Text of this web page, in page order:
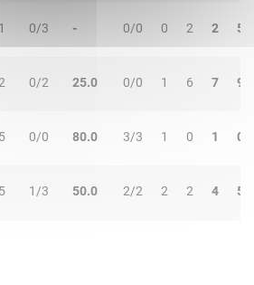
0/3 - 0/0 0 2 2 5
0/2 25.0 0/0 1 6 7 9
0/0 80.0 3/3 1 0 1 0
1/3 50.0 2/2 2 2 4 5